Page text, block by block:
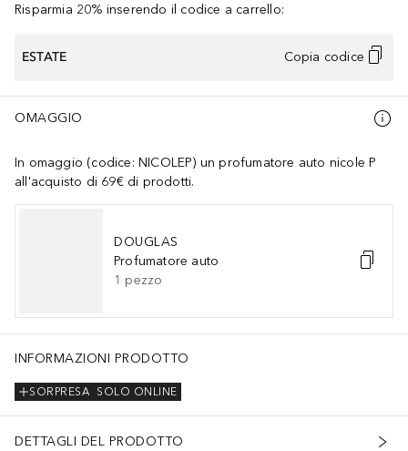
Risparmia 20% inserendo il codice a carrello:
ESTATE Copia codice
OMAGGIO
In omaggio (codice: NICOLEP) un profumatore auto nicole P
all'acquisto di 69€ di prodotti.
DOUGLAS
Profumatore auto
1 pezzo
INFORMAZIONI PRODOTTO
SOLO ONLINE
SORPRESA
DETTAGLI DEL PRODOTTO